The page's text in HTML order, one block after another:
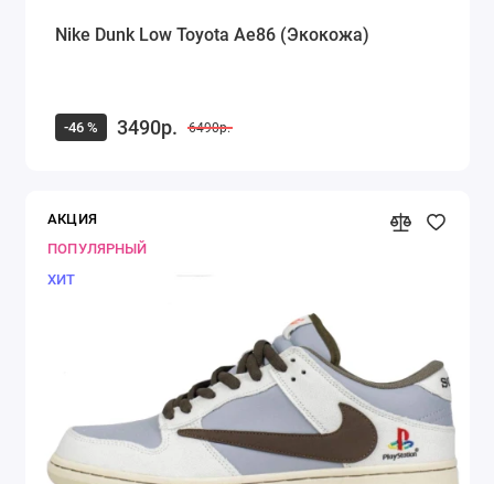
Nike Dunk Low Toyota Ae86 (Экокожа)
-46 % 3490р. 6490р.
АКЦИЯ
ПОПУЛЯРНЫЙ
ХИТ